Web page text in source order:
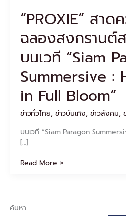
“PROXIE” สา
ฉลองสงกรานต์
บนเวที “Siam
Summersive :
in Full Bloom”
ข่าวทั่วไทย, ข่าวบันเทิง, ข่าวสังคม,
บนเวที “Siam Paragon
[…]
Paragon
Summersive
:
Happiness
in
Bloom”
Read More »
ค้นหา